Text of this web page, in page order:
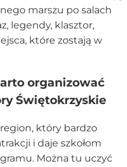
marszu po salach
legendy, klasztor,
które zostają w
organizować
Świętokrzyskie
który bardzo
i daje szkołom
Można tu uczyć